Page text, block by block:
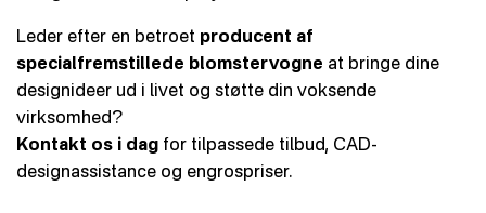
Leder efter en betroet producent af
specialfremstillede blomstervogne at bringe dine
designideer ud i livet og støtte din voksende
virksomhed?
Kontakt os i dag for tilpassede tilbud, CAD-
designassistance og engrospriser.